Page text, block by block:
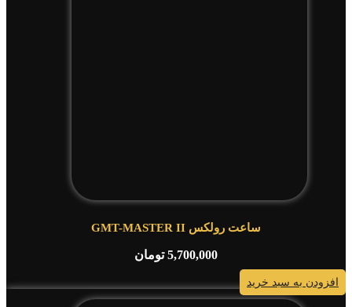
ساعت رولکس GMT-MASTER II
5,700,000 تومان
افزودن به سبد خرید